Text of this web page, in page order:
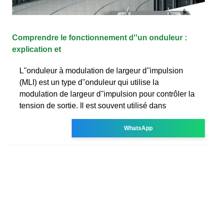
Comprendre le fonctionnement d''un onduleur :
explication et
L''onduleur à modulation de largeur d''impulsion
(MLI) est un type d''onduleur qui utilise la
modulation de largeur d''impulsion pour contrôler la
tension de sortie. Il est souvent utilisé dans
WhatsApp